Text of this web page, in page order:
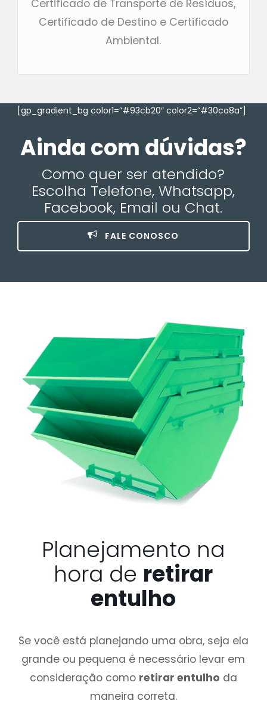
Certificado de Transporte de Resíduos,
Certificado de Destino e Certificado
Ambiental.
[gp_gradient_bg color1=”#93cb20″ color2=”#30ca8a”]
Ainda com dúvidas?
Como quer ser atendido?
Escolha Telefone, Whatsapp,
Facebook, Email ou Chat.
FALE CONOSCO
Planejamento na
hora de retirar
entulho
Se você está planejando uma obra, seja ela
grande ou pequena é necessário levar em
consideração como retirar entulho da
maneira correta.